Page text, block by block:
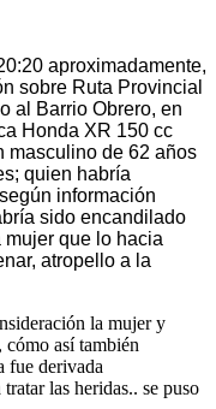
aproximadamente,
sobre Ruta Provincial
al Barrio Obrero, en
Honda XR 150 cc
masculino de 62 años
quien habría
información
sido encandilado
que lo hacia
atropello a la
la mujer y
cómo así también
fue derivada
las heridas.. se puso